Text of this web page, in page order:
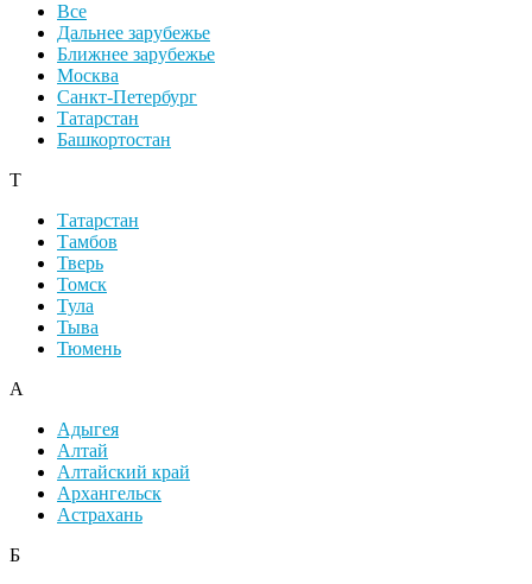
Все
Дальнее зарубежье
Ближнее зарубежье
Москва
Санкт-Петербург
Татарстан
Башкортостан
Т
Татарстан
Тамбов
Тверь
Томск
Тула
Тыва
Тюмень
А
Адыгея
Алтай
Алтайский край
Архангельск
Астрахань
Б